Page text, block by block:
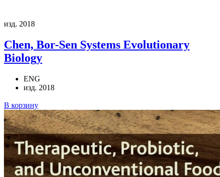
изд. 2018
Chen, Bor-Sen Systems Evolutionary
Biology
ENG
изд. 2018
В корзину